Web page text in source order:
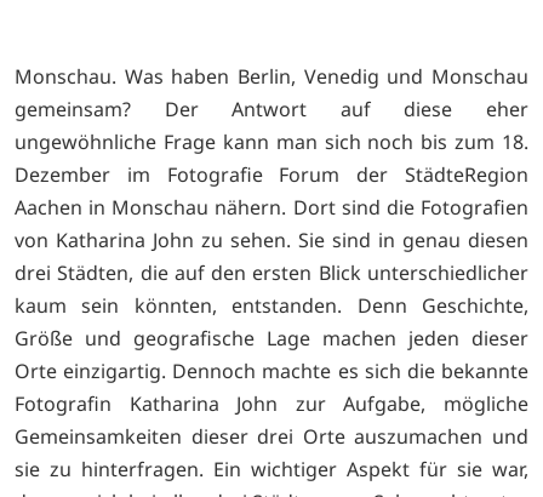
Monschau. Was haben Berlin, Venedig und Monschau
gemeinsam? Der Antwort auf diese eher
ungewöhnliche Frage kann man sich noch bis zum 18.
Dezember im Fotografie Forum der StädteRegion
Aachen in Monschau nähern. Dort sind die Fotografien
von Katharina John zu sehen. Sie sind in genau diesen
drei Städten, die auf den ersten Blick unterschiedlicher
kaum sein könnten, entstanden. Denn Geschichte,
Größe und geografische Lage machen jeden dieser
Orte einzigartig. Dennoch machte es sich die bekannte
Fotografin Katharina John zur Aufgabe, mögliche
Gemeinsamkeiten dieser drei Orte auszumachen und
sie zu hinterfragen. Ein wichtiger Aspekt für sie war,